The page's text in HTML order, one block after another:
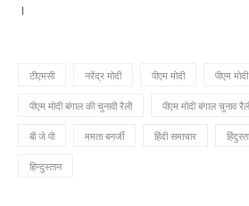
।
टीएमसी नरेंद्र मोदी पीएम मोदी पीएम
पीएम मोदी बंगाल की चुनावी रैली पीएम मोदी बंगाल चुनाव
बी जे पी ममता बनर्जी हिंदी समाचार
हिन्दुस्तान